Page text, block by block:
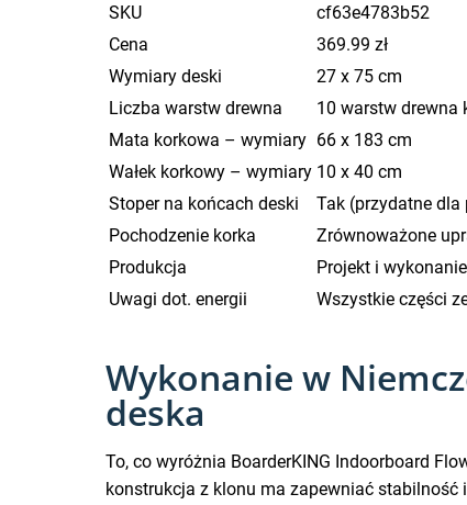
SKU
cf63e4783b52
Cena
369.99 zł
Wymiary deski
27 x 75 cm
Liczba warstw drewna
10 warstw drewna
Mata korkowa – wymiary 66 x 183 cm
Wałek korkowy – wymiary 10 x 40 cm
Stoper na końcach deski
Tak (przydatne
Pochodzenie korka
Zrównoważone
Produkcja
Projekt i
Uwagi dot. energii
Wszystkie części
Wykonanie w
deska
To, co wyróżnia BoarderKING Indoorboard
konstrukcja z klonu ma zapewniać